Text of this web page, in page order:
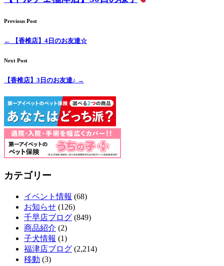
Previous Post
← 【香椎店】4日のお友達☆
Next Post
【香椎店】3日のお友達♪ →
カテゴリー
イベント情報 (68)
お知らせ (126)
千早店ブログ (849)
商品紹介 (2)
子犬情報 (1)
福津店ブログ (2,214)
移動 (3)